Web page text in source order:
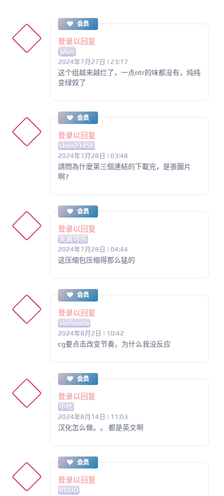
会员
登录以回复
jvluo
2024年7月27日 | 23:17
这个组越来越烂了，一点ntr的味都没有，纯纯
变绿奴了
会员
登录以回复
sben23456
2024年7月28日 | 03:48
請問為什麼第三個連結的下載完，是張圖片
啊?
会员
登录以回复
天真可乐
2024年7月28日 | 04:44
这压缩包压缩得那么猛的
会员
登录以回复
xkshinidie
2024年8月2日 | 10:42
cg要点击改变节奏，为什么我没反应
会员
登录以回复
小杜
2024年8月14日 | 11:03
汉化怎么做。。 都是英文啊
会员
登录以回复
RDDD